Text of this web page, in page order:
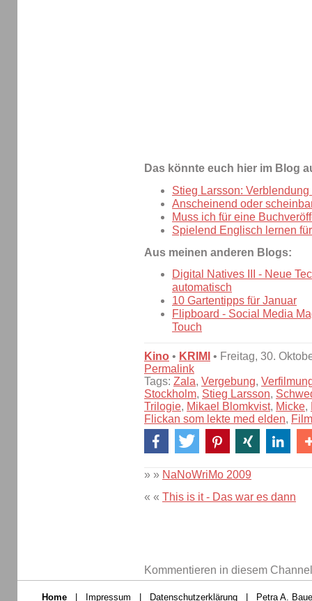
Das könnte euch hier im Blog
Stieg Larsson:
Anscheinend oder
Muss ich für eine
Spielend Englisch lernen
Aus meinen anderen Blogs:
Digital Natives III - Neue
automatisch
10 Gartentipps für Januar
Flipboard - Social Media
Touch
Kino • KRIMI • Freitag, 30.
Permalink
Tags: Zala, Vergebung,
Stockholm, Stieg Larsson,
Trilogie, Mikael Blomkvist, Micke,
Flickan som lekte med elden, Film
» » NaNoWriMo 2009
« « This is it - Das war es dann
Kommentieren in diesem
Home Impressum Datenschutzerklärung Petra A.